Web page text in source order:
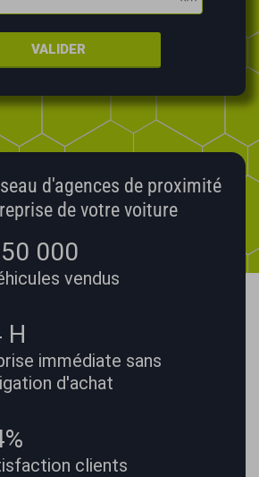
VALIDER
d'agences de proximité
de votre voiture
000
vendus
H
immédiate sans
d'achat
clients